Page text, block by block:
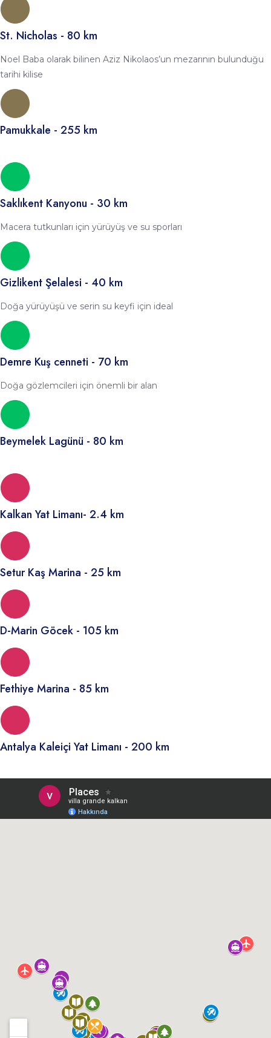
St. Nicholas - 80 km
Noel Baba olarak bilinen Aziz Nikolaos’un mezarının bulunduğu
tarihi kilise
Pamukkale - 255 km
Saklıkent Kanyonu - 30 km
Macera tutkunları için yürüyüş ve su sporları
Gizlikent Şelalesi - 40 km
Doğa yürüyüşü ve serin su keyfi için ideal
Demre Kuş cenneti - 70 km
Doğa gözlemcileri için önemli bir alan
Beymelek Lagünü - 80 km
Kalkan Yat Limanı- 2.4 km
Setur Kaş Marina - 25 km
D-Marin Göcek - 105 km
Fethiye Marina - 85 km
Antalya Kaleiçi Yat Limanı - 200 km